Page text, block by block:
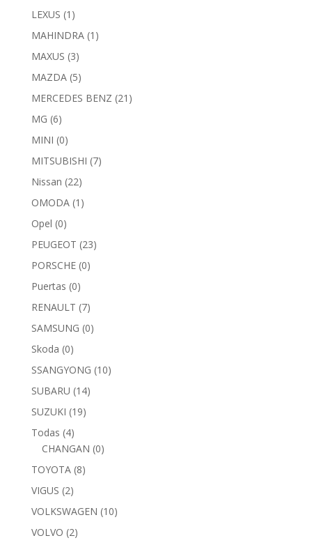
LEXUS (1)
MAHINDRA (1)
MAXUS (3)
MAZDA (5)
MERCEDES BENZ (21)
MG (6)
MINI (0)
MITSUBISHI (7)
Nissan (22)
OMODA (1)
Opel (0)
PEUGEOT (23)
PORSCHE (0)
Puertas (0)
RENAULT (7)
SAMSUNG (0)
Skoda (0)
SSANGYONG (10)
SUBARU (14)
SUZUKI (19)
Todas (4)
CHANGAN (0)
TOYOTA (8)
VIGUS (2)
VOLKSWAGEN (10)
VOLVO (2)